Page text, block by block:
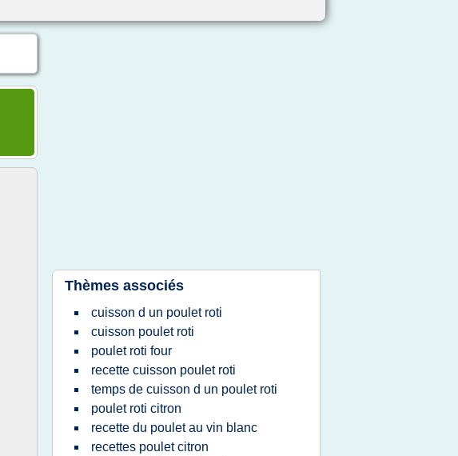
Thèmes associés
cuisson d un poulet roti
cuisson poulet roti
poulet roti four
recette cuisson poulet roti
temps de cuisson d un poulet roti
poulet roti citron
recette du poulet au vin blanc
recettes poulet citron